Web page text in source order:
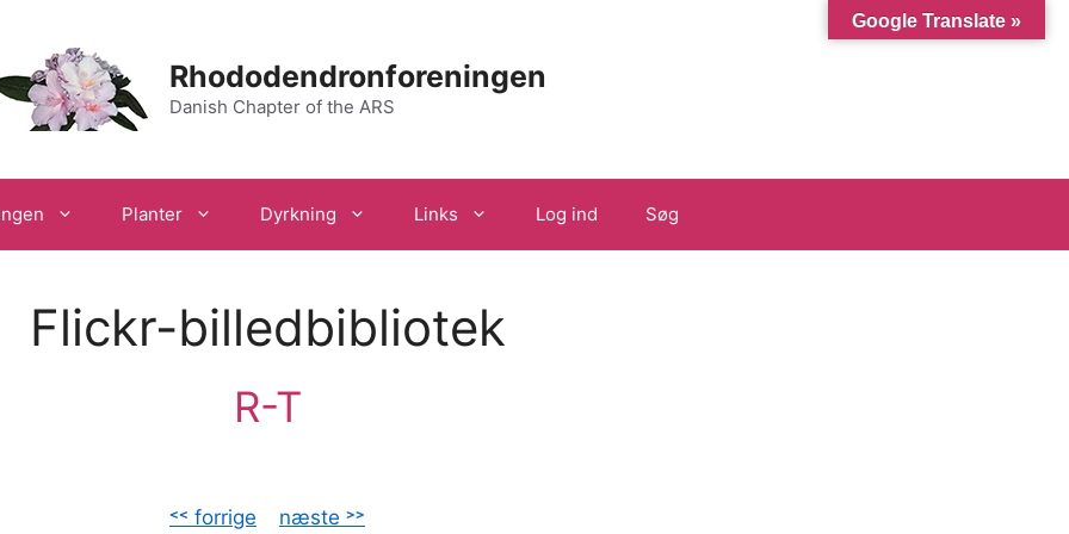
Rhododendronforeningen
Danish Chapter of the ARS
Planter Dyrkning Links Log ind Søg
Flickr-billedbibliotek
R-T
˂˂ forrige
næste ˃˃
Google Translate »